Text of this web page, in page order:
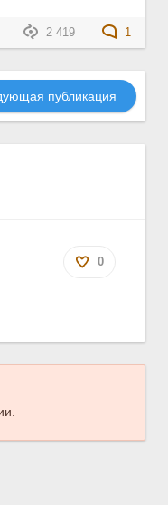
2 419 1
публикация
0